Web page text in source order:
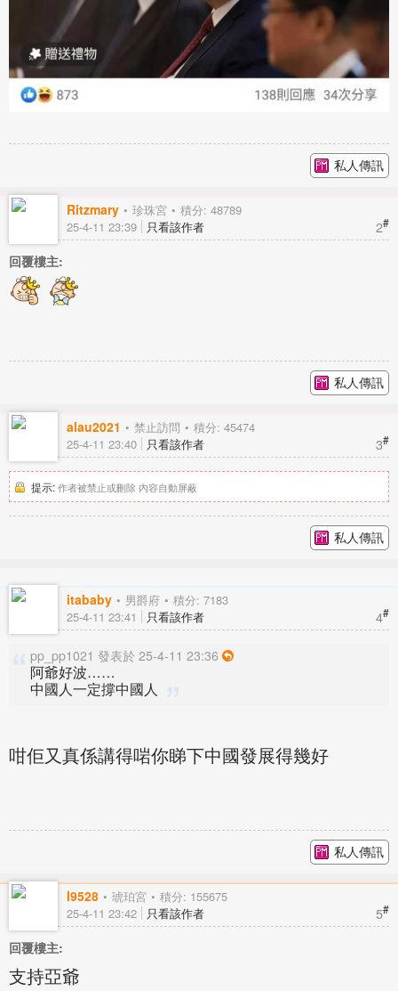
私人傳訊
Ritzmary 珍珠宮 積分: 48789
2#
25-4-11 23:39 只看該作者
回覆樓主:
私人傳訊
alau2021 禁止訪問 積分: 45474
3#
25-4-11 23:40 只看該作者
提示: 作者被禁止或刪除 內容自動屏蔽
私人傳訊
itababy 男爵府 積分: 7183
4#
25-4-11 23:41 只看該作者
pp_pp1021 發表於 25-4-11 23:36
阿爺好波……
中國人一定撐中國人
咁佢又真係講得啱你睇下中國發展得幾好
私人傳訊
I9528 琥珀宮 積分: 155675
5#
25-4-11 23:42 只看該作者
回覆樓主:
支持亞爺